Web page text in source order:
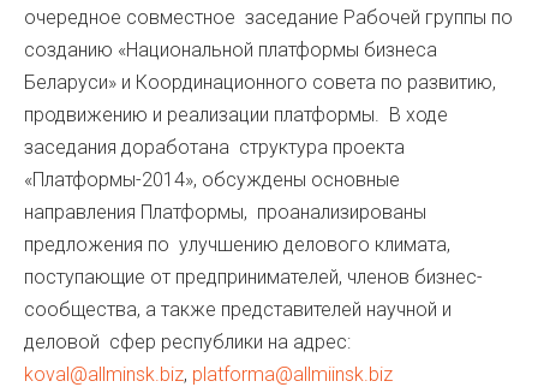
очередное совместное заседание Рабочей группы по
созданию «Национальной платформы бизнеса
Беларуси» и Координационного совета по развитию,
продвижению и реализации платформы. В ходе
заседания доработана структура проекта
«Платформы-2014», обсуждены основные
направления Платформы, проанализированы
предложения по улучшению делового климата,
поступающие от предпринимателей, членов бизнес-
сообщества, а также представителей научной и
деловой сфер республики на адрес:
koval@allminsk.biz, platforma@allmiinsk.biz